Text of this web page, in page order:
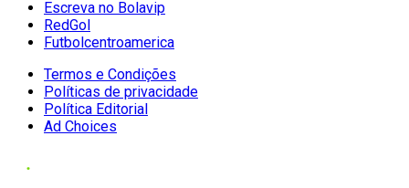
Escreva no Bolavip
RedGol
Futbolcentroamerica
Termos e Condições
Políticas de privacidade
Política Editorial
Ad Choices